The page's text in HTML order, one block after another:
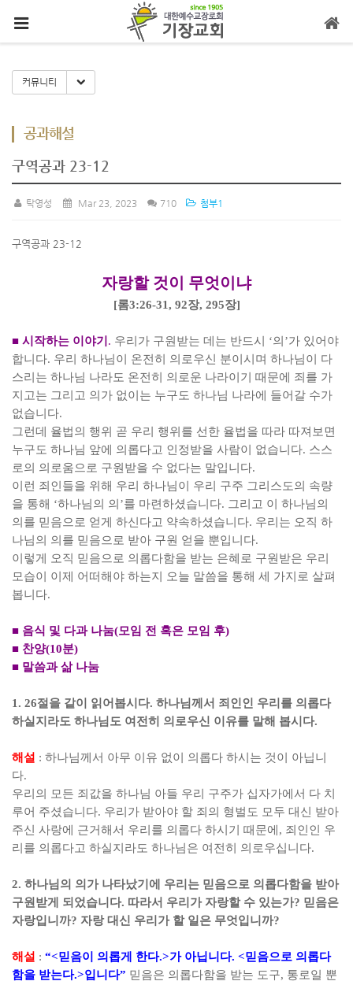
커뮤니티 Toggle Dropdown
공과해설
구역공과 23-12
탁영성 Mar 23, 2023 710 첨부1
구역공과 23-12
자랑할 것이 무엇이냐
[롬3:26-31, 92장, 295장]
■ 시작하는 이야기 . 우리가 구원받는 데는 반드시 ‘의 ’가 있어야
합니다. 우리 하나님이 온전히 의로우신 분이시며 하나님이 다
스리는 하나님 나라도 온전히 의로운 나라이기 때문에 죄를 가
지고는 그리고 의가 없이는 누구도 하나님 나라에 들어갈 수가
없습니다.
그런데 율법의 행위 곧 우리 행위를 선한 율법을 따라 따져보면
누구도 하나님 앞에 의롭다고 인정받을 사람이 없습니다. 스스
로의 의로움으로 구원받을 수 없다는 말입니다.
이런 죄인들을 위해 우리 하나님이 우리 구주 그리스도의 속량
을 통해 ‘하나님의 의 ’를 마련하셨습니다. 그리고 이 하나님의
의를 믿음으로 얻게 하신다고 약속하셨습니다. 우리는 오직 하
나님의 의를 믿음으로 받아 구원 얻을 뿐입니다.
이렇게 오직 믿음으로 의롭다함을 받는 은혜로 구원받은 우리
모습이 이제 어떠해야 하는지 오늘 말씀을 통해 세 가지로 살펴
봅니다.
■ 음식 및 다과 나눔(모임 전 혹은 모임 후)
■ 찬양(10분)
■ 말씀과 삶 나눔
1. 26절을 같이 읽어봅시다. 하나님께서 죄인인 우리를 의롭다
하실지라도 하나님도 여전히 의로우신 이유를 말해 봅시다.
해설 : 하나님께서 아무 이유 없이 의롭다 하시는 것이 아닙니
다.
우리의 모든 죄값을 하나님 아들 우리 구주가 십자가에서 다 치
루어 주셨습니다. 우리가 받아야 할 죄의 형벌도 모두 대신 받아
주신 사랑에 근거해서 우리를 의롭다 하시기 때문에 , 죄인인 우
리를 의롭다고 하실지라도 하나님은 여전히 의로우십니다.
2. 하나님의 의가 나타났기에 우리는 믿음으로 의롭다함을 받아
구원받게 되었습니다. 따라서 우리가 자랑할 수 있는가? 믿음은
자랑입니까? 자랑 대신 우리가 할 일은 무엇입니까?
해설 : “<믿음이 의롭게 한다.>가 아닙니다. <믿음으로 의롭다
함을 받는다.>입니다” 믿음은 의롭다함을 받는 도구, 통로일 뿐